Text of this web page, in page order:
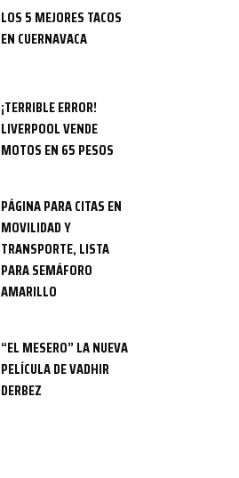
LOS 5 MEJORES TACOS
EN CUERNAVACA
¡TERRIBLE ERROR!
LIVERPOOL VENDE
MOTOS EN 65 PESOS
PÁGINA PARA CITAS EN
MOVILIDAD Y
TRANSPORTE, LISTA
PARA SEMÁFORO
AMARILLO
“EL MESERO” LA NUEVA
PELÍCULA DE VADHIR
DERBEZ